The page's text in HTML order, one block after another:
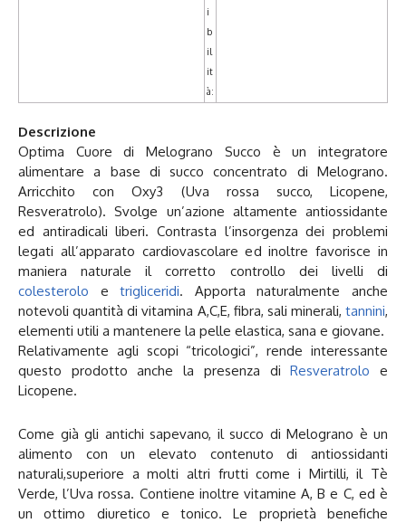
i
b
il
it
à:
Descrizione
Optima Cuore di Melograno Succo è un integratore
alimentare a base di succo concentrato di Melograno.
Arricchito con Oxy3 (Uva rossa succo, Licopene,
Resveratrolo). Svolge un’azione altamente antiossidante
ed antiradicali liberi. Contrasta l’insorgenza dei problemi
legati all’apparato cardiovascolare ed inoltre favorisce in
maniera naturale il corretto controllo dei livelli di
colesterolo etrigliceridi. Apporta naturalmente anche
notevoli quantità di vitamina A,C,E, fibra, sali minerali, tannini,
elementi utili a mantenere la pelle elastica, sana e giovane.
Relativamente agli scopi “tricologici”, rende interessante
questo prodotto anche la presenza diResveratrolo e
Licopene.
Come già gli antichi sapevano, il succo di Melograno è un
alimento con un elevato contenuto di antiossidanti
naturali,superiore a molti altri frutti come i Mirtilli, il Tè
Verde, l’Uva rossa. Contiene inoltre vitamine A, B e C, ed è
un ottimo diuretico e tonico. Le proprietà benefiche